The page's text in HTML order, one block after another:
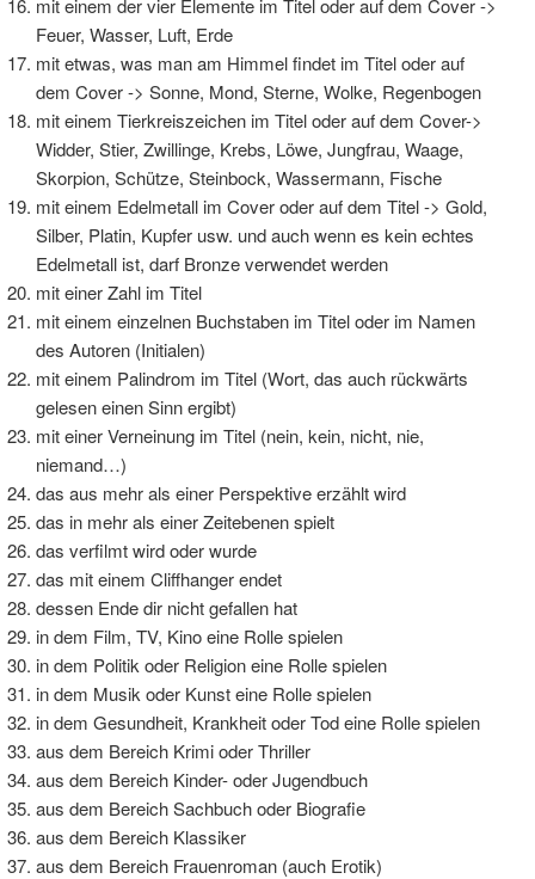
Feuer, Wasser, Luft, Erde
mit etwas, was man am Himmel findet im Titel oder auf
dem Cover -> Sonne, Mond, Sterne, Wolke, Regenbogen
mit einem Tierkreiszeichen im Titel oder auf dem Cover->
Widder, Stier, Zwillinge, Krebs, Löwe, Jungfrau, Waage,
Skorpion, Schütze, Steinbock, Wassermann, Fische
mit einem Edelmetall im Cover oder auf dem Titel -> Gold,
Silber, Platin, Kupfer usw. und auch wenn es kein echtes
Edelmetall ist, darf Bronze verwendet werden
mit einer Zahl im Titel
mit einem einzelnen Buchstaben im Titel oder im Namen
des Autoren (Initialen)
mit einem Palindrom im Titel (Wort, das auch rückwärts
gelesen einen Sinn ergibt)
mit einer Verneinung im Titel (nein, kein, nicht, nie,
niemand…)
das aus mehr als einer Perspektive erzählt wird
das in mehr als einer Zeitebenen spielt
das verfilmt wird oder wurde
das mit einem Cliffhanger endet
dessen Ende dir nicht gefallen hat
in dem Film, TV, Kino eine Rolle spielen
in dem Politik oder Religion eine Rolle spielen
in dem Musik oder Kunst eine Rolle spielen
in dem Gesundheit, Krankheit oder Tod eine Rolle spielen
aus dem Bereich Krimi oder Thriller
aus dem Bereich Kinder- oder Jugendbuch
aus dem Bereich Sachbuch oder Biografie
aus dem Bereich Klassiker
aus dem Bereich Frauenroman (auch Erotik)